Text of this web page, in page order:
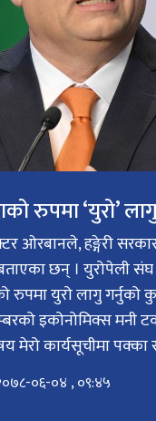
रुपमा ‘युरो’
ओरबानले, हङ्गेरी
छन् । युरोपेली
रुपमा युरो लागु
इकोनोमिक्स मनी
मेरो कार्यसूचीमा पक्का
०६-०४ , ०९:४५